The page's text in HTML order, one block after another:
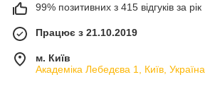
99% позитивних з 415 відгуків за рік
Працює з 21.10.2019
м. Київ
Академіка Лебедєва 1, Київ, Україна